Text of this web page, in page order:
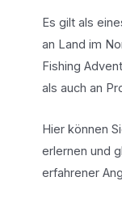
Es gilt als
an Land im
Fishing
als auch an
Hier können
erlernen und
erfahrener